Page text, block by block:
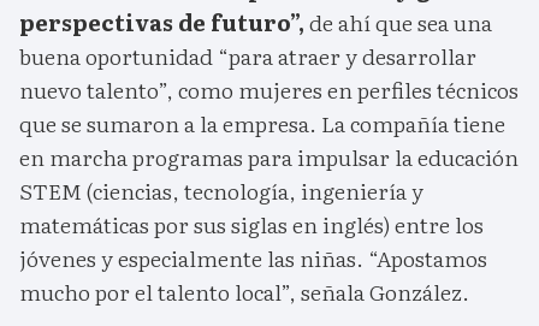
perspectivas de futuro”,de ahí que sea una
buena oportunidad “para atraer y desarrollar
nuevo talento”, como mujeres en perfiles técnicos
que se sumaron a la empresa. La compañía tiene
en marcha programas para impulsar la educación
STEM (ciencias, tecnología, ingeniería y
matemáticas por sus siglas en inglés) entre los
jóvenes y especialmente las niñas. “Apostamos
mucho por el talento local”, señala González.